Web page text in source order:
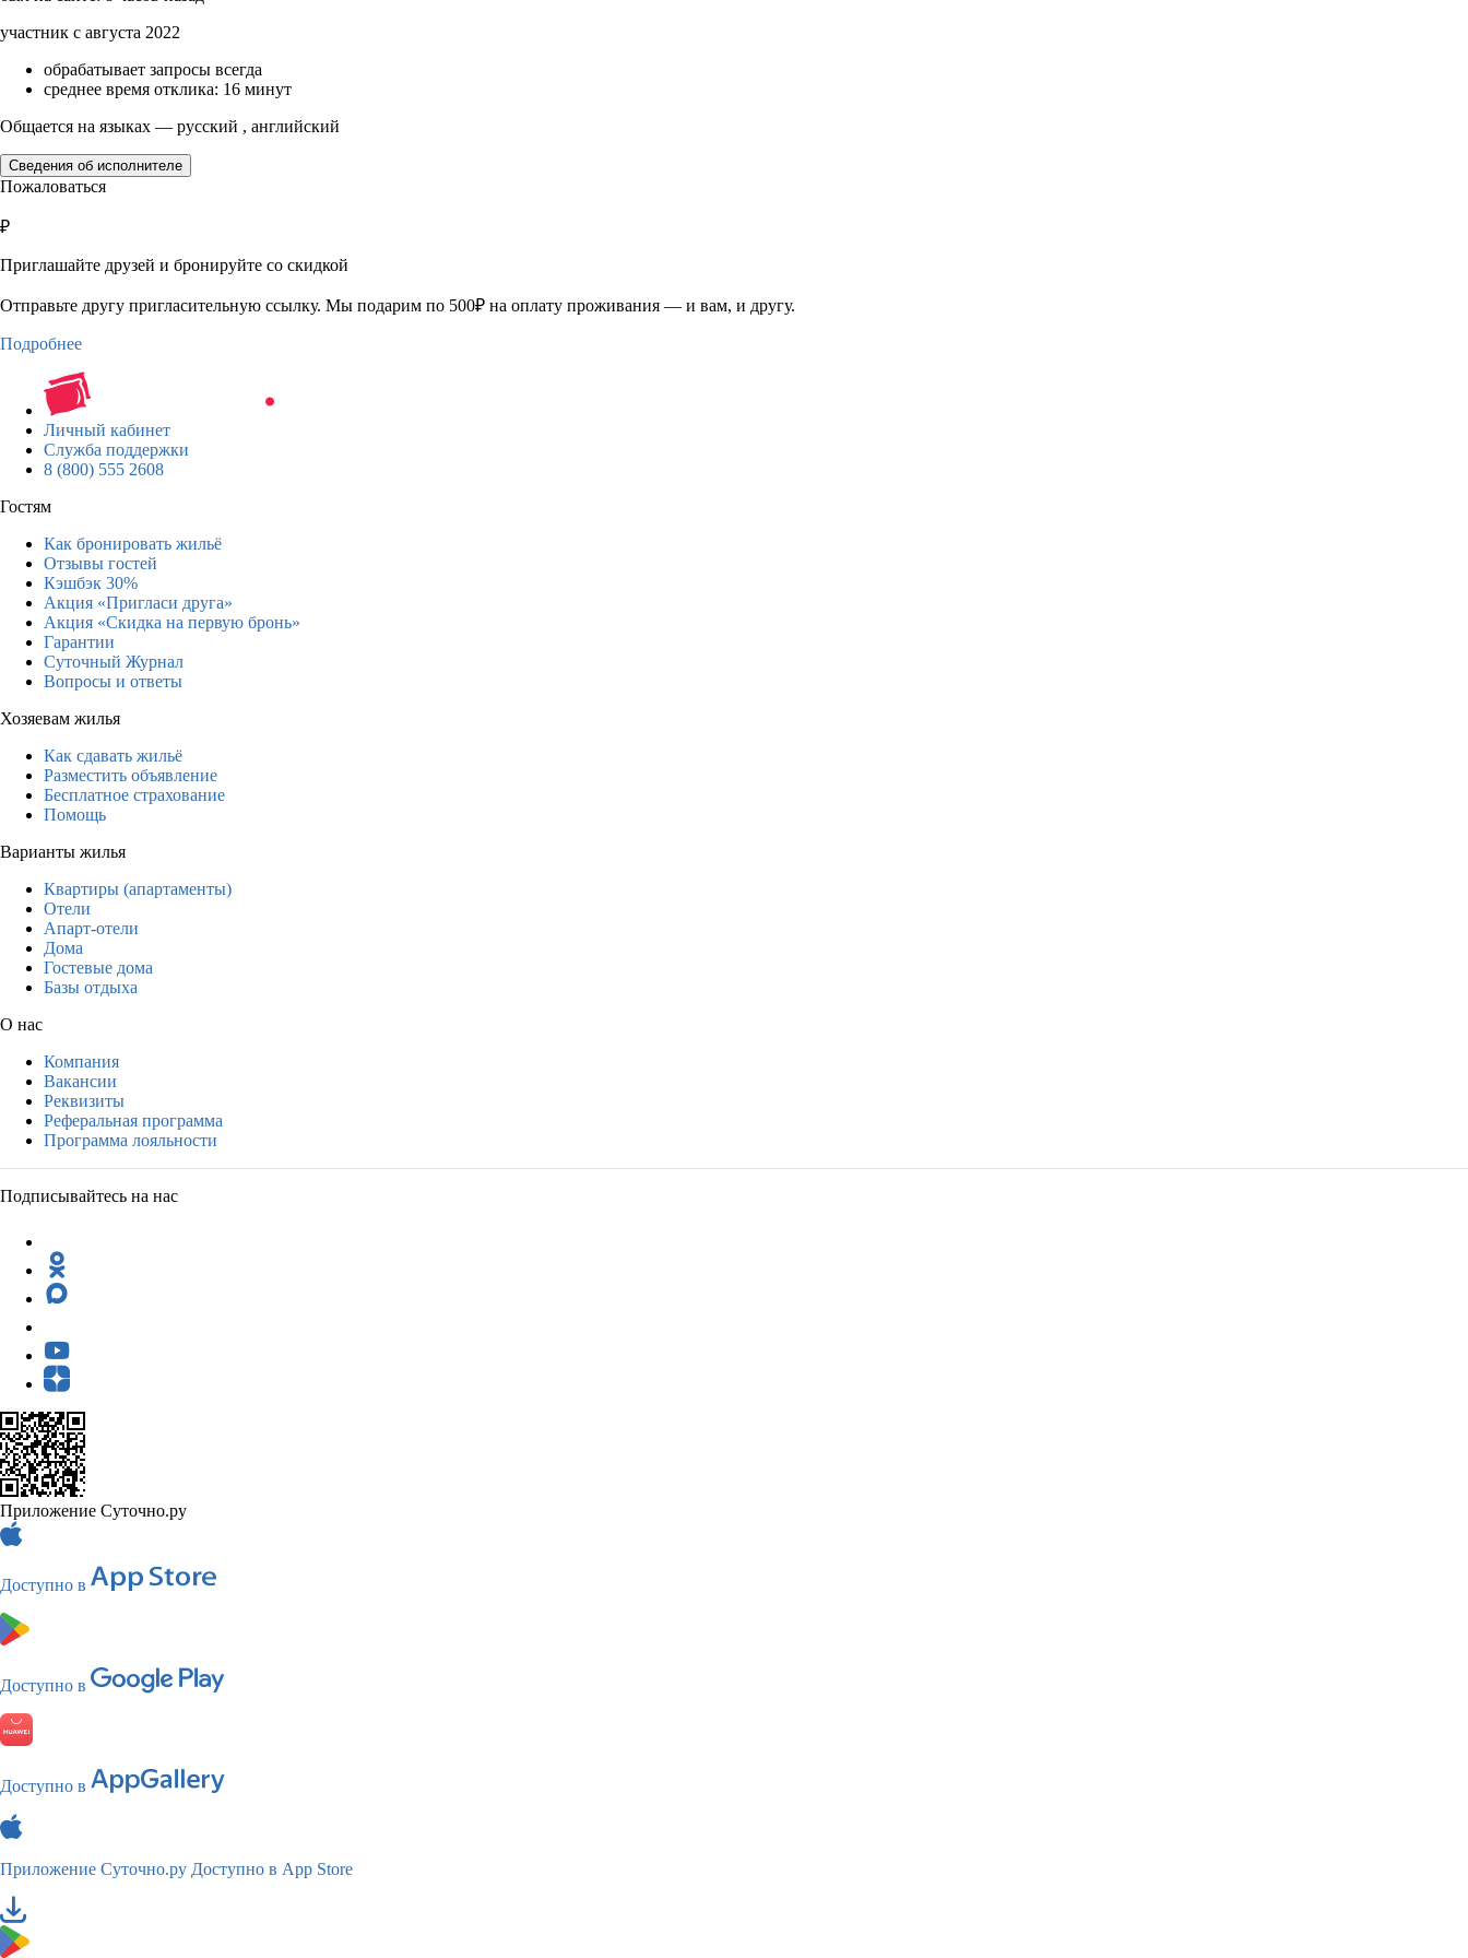
участник с августа 2022
обрабатывает запросы всегда
среднее время отклика: 16 минут
Общается на языках — русский , английский
Сведения об исполнителе
Пожаловаться
₽
Приглашайте друзей и бронируйте со скидкой
Отправьте другу пригласительную ссылку. Мы подарим по 500₽ на оплату проживания — и вам, и другу.
Подробнее
Личный кабинет
Служба поддержки
8 (800) 555 2608
Гостям
Как бронировать жильё
Отзывы гостей
Кэшбэк 30%
Акция «Пригласи друга»
Акция «Скидка на первую бронь»
Гарантии
Суточный Журнал
Вопросы и ответы
Хозяевам жилья
Как сдавать жильё
Разместить объявление
Бесплатное страхование
Помощь
Варианты жилья
Квартиры (апартаменты)
Отели
Апарт-отели
Дома
Гостевые дома
Базы отдыха
О нас
Компания
Вакансии
Реквизиты
Реферальная программа
Программа лояльности
Подписывайтесь на нас
Приложение Суточно.ру
Доступно в
Доступно в
Доступно в
Приложение Суточно.ру Доступно в App Store